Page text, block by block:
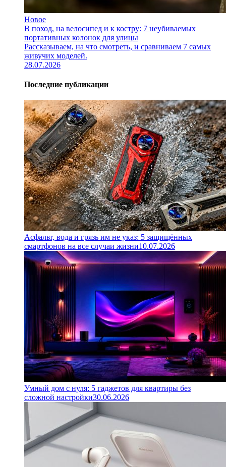
Новое
В поход, на велосипед и к костру: 7 неубиваемых
портативных колонок для улицы
Рассказываем, на что смотреть, и сравниваем 7 самых
живучих моделей.
28.07.2026
Последние публикации
Асфальт, вода и грязь им не указ: 5 защищённых
смартфонов на все случаи жизни10.07.2026
Умный дом с нуля: 5 гаджетов для квартиры без
сложной настройки30.06.2026